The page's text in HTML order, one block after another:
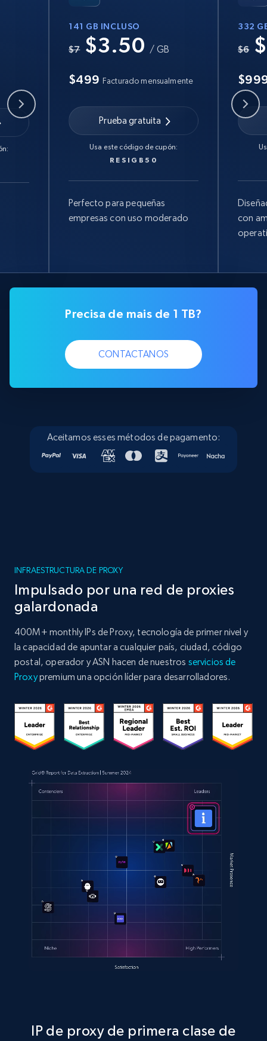
141 GB INCLUSO
$7 $3.50 / GB
$499 Facturado mensualmente
Prueba gratuita
Usa este código de cupón:
RESIGB50
Perfecto para pequeñas
empresas con uso moderado
332
$6
con
Precisa de mais de 1 TB?
CONTACTANOS
Aceitamos esses métodos de pagamento:
INFRAESTRUCTURA DE PROXY
Impulsado por una red de proxies
galardonada
400M+ monthly IPs de Proxy, tecnología de primer nivel y
la capacidad de apuntar a cualquier país, ciudad, código
postal, operador y ASN hacen de nuestros servicios de
Proxypremium una opción líder para desarrolladores.
IP de proxy de primera clase de